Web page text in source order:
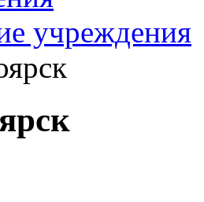
учреждения